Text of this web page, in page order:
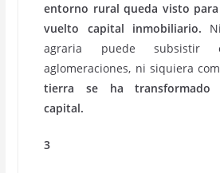
entorno rural queda visto
vuelto capital inmobiliario.
agraria puede
aglomeraciones, ni siquiera
tierra se ha transformado
capital.
3